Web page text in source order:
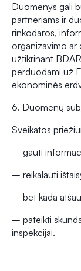
Duomenys gali
partneriams ir
rinkodaros,
organizavimo ar
užtikrinant
perduodami už
ekonominės
6. Duomenų
Sveikatos
– gauti
– reikalauti
– bet kada
– pateikti
inspekcijai.